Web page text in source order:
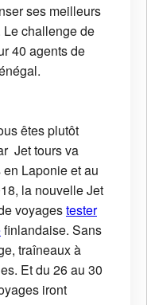
ses meilleurs
challenge de
40 agents de
êtes plutôt
Jet tours va
Laponie et au
la nouvelle Jet
voyagestester
finlandaise. Sans
traîneaux à
Et du 26 au 30
iront